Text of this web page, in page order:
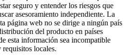
seguro y entender los riesgos que
asesoramiento independiente. La
página web no se dirige a ningún país
del producto en países
esta información sea incompatible
locales.